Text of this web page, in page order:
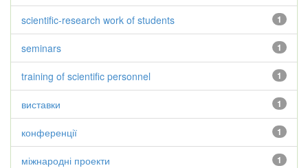
1
scientific-research work of students
1
seminars
1
training of scientific personnel
1
виставки
1
конференції
1
міжнародні проекти